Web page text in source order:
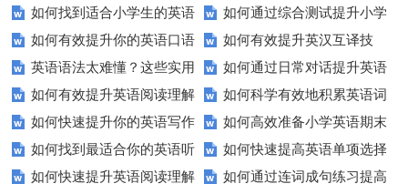
如何找到适合小学生的英语
听力练习资源？
如何通过综合测试提升小学
生英语听说读写技能？
如何有效提升你的英语口语
表达能力？这5个技巧让你说一
口流利英语！
如何有效提升英汉互译技
巧？这些方法让你翻译更精准！
英语语法太难懂？这些实用
技巧让你轻松掌握！
如何通过日常对话提升英语
口语能力？试试这5个方法！
如何有效提升英语阅读理解
能力？这些技巧让你事半功倍！
如何科学有效地积累英语词
汇？
如何快速提升你的英语写作
技巧？这些建议助你一臂之力
如何高效准备小学英语期末
评估？这些技巧助你轻松过关！
如何找到最适合你的英语听
力测试？
如何快速提高英语单项选择
题的得分？
如何快速提升英语阅读理解
如何通过连词成句练习提高